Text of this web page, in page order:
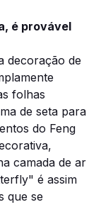
é provável
decoração de
folhas
de seta para
do Feng
camada de ar
é assim
que se